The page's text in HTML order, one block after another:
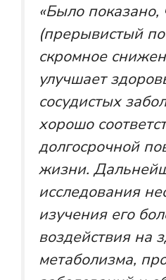
«Было показано,
(прерывистый
скромное
улучшает
сосудистых
хорошо
долгосрочной
жизни.
исследования
изучения его
воздействия на
метаболизма,